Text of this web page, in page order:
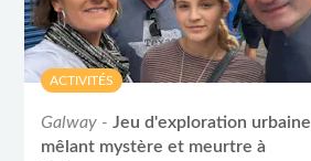
ACTIVITÉS
Galway -Jeu d'exploration urbaine
mêlant mystère et meurtre à